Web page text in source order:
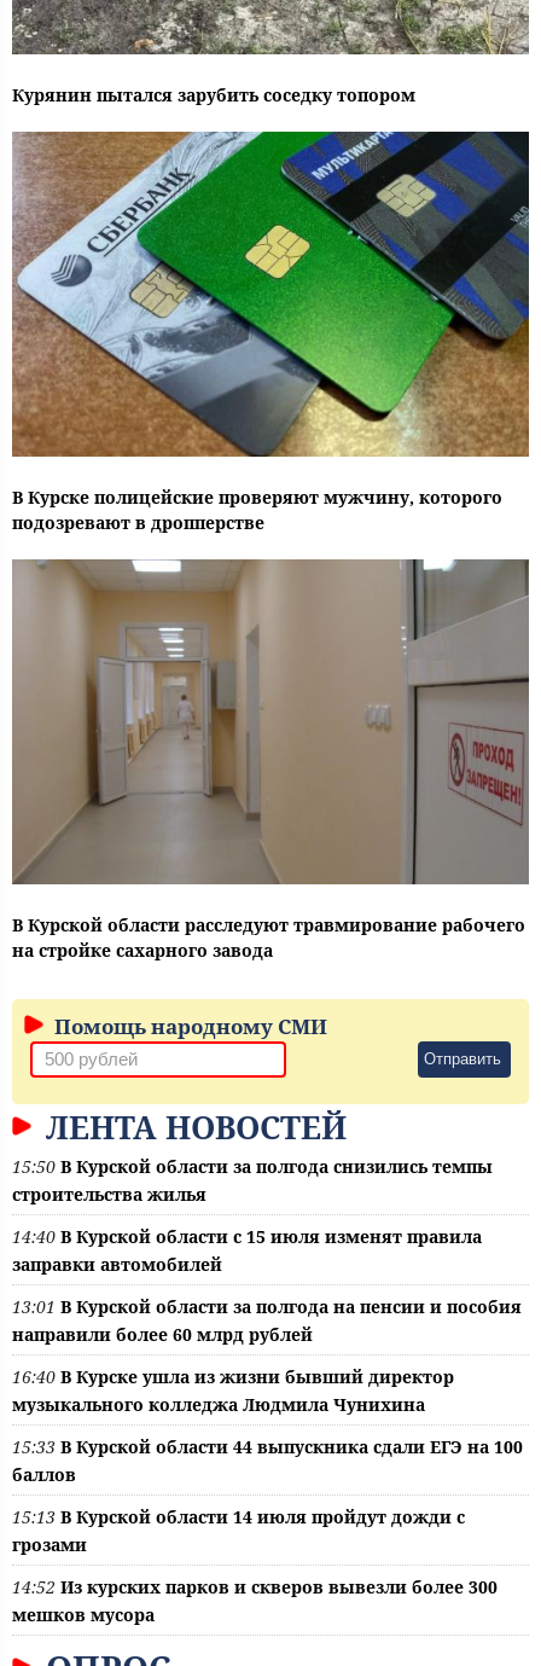
Курянин пытался зарубить соседку топором
В Курске полицейские проверяют мужчину, которого
подозревают в дропперстве
В Курской области расследуют травмирование рабочего
на стройке сахарного завода
Помощь народному СМИ
Отправить
ЛЕНТА НОВОСТЕЙ
15:50 В Курской области за полгода снизились темпы
строительства жилья
14:40 В Курской области с 15 июля изменят правила
заправки автомобилей
13:01 В Курской области за полгода на пенсии и пособия
направили более 60 млрд рублей
16:40 В Курске ушла из жизни бывший директор
музыкального колледжа Людмила Чунихина
15:33 В Курской области 44 выпускника сдали ЕГЭ на 100
баллов
15:13 В Курской области 14 июля пройдут дожди с
грозами
14:52 Из курских парков и скверов вывезли более 300
мешков мусора